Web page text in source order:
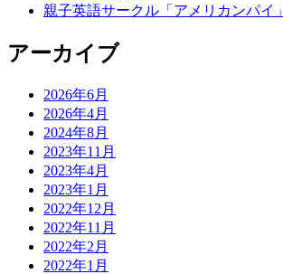
親子英語サークル「アメリカンパイ」
アーカイブ
2026年6月
2026年4月
2024年8月
2023年11月
2023年4月
2023年1月
2022年12月
2022年11月
2022年2月
2022年1月